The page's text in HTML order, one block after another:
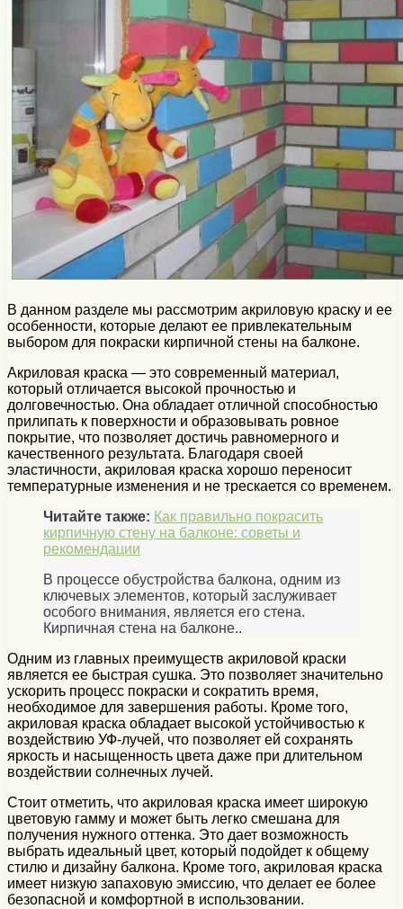
В данном разделе мы рассмотрим акриловую краску и ее
особенности, которые делают ее привлекательным
выбором для покраски кирпичной стены на балконе.
Акриловая краска — это современный материал,
который отличается высокой прочностью и
долговечностью. Она обладает отличной способностью
прилипать к поверхности и образовывать ровное
покрытие, что позволяет достичь равномерного и
качественного результата. Благодаря своей
эластичности, акриловая краска хорошо переносит
температурные изменения и не трескается со временем.
Читайте также: Как правильно покрасить
кирпичную стену на балконе: советы и
рекомендации
В процессе обустройства балкона, одним из
ключевых элементов, который заслуживает
особого внимания, является его стена.
Кирпичная стена на балконе..
Одним из главных преимуществ акриловой краски
является ее быстрая сушка. Это позволяет значительно
ускорить процесс покраски и сократить время,
необходимое для завершения работы. Кроме того,
акриловая краска обладает высокой устойчивостью к
воздействию УФ-лучей, что позволяет ей сохранять
яркость и насыщенность цвета даже при длительном
воздействии солнечных лучей.
Стоит отметить, что акриловая краска имеет широкую
цветовую гамму и может быть легко смешана для
получения нужного оттенка. Это дает возможность
выбрать идеальный цвет, который подойдет к общему
стилю и дизайну балкона. Кроме того, акриловая краска
имеет низкую запаховую эмиссию, что делает ее более
безопасной и комфортной в использовании.